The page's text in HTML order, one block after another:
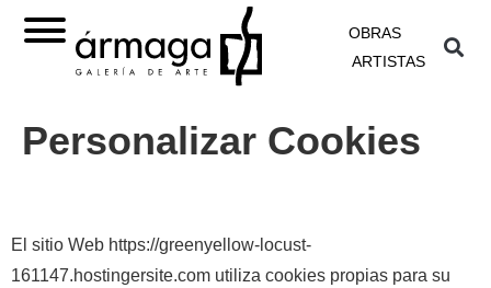
OBRAS
ARTISTAS
Personalizar Cookies
El sitio Web https://greenyellow-locust-
161147.hostingersite.com utiliza cookies propias para su